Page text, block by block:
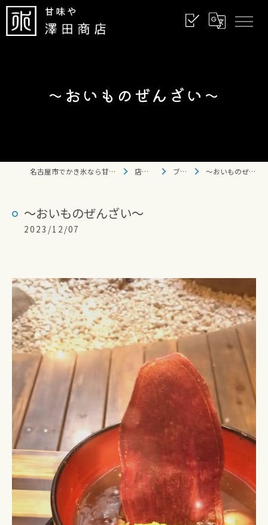
〜おいものぜんざい〜
名古屋市でかき氷なら甘味や 澤田商店 店舗情報 ブログ 〜おいものぜんざい〜
〜おいものぜんざい〜
2023/12/07